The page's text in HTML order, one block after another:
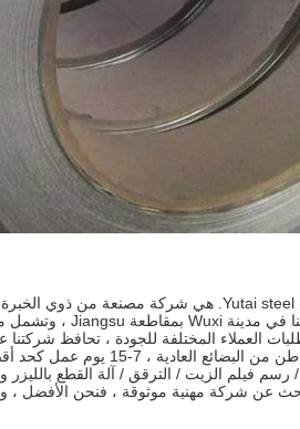
عن شركة مهنية موثوقة ، فنحن الأفضل ،